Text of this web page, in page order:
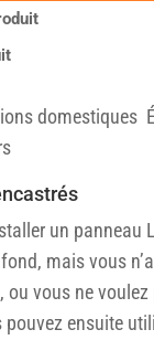
domestiques
un panneau
mais vous
ou vous ne voulez
pouvez ensuite